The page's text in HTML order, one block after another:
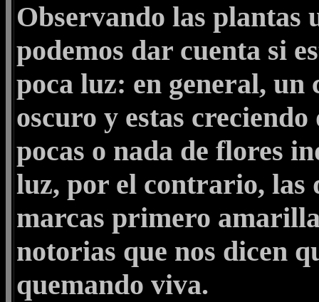
Observando las plantas
podemos dar cuenta si
poca luz: en general, un
oscuro y estas
pocas o nada de flores
luz, por el contrario, las
marcas primero
notorias que nos dicen
quemando viva.